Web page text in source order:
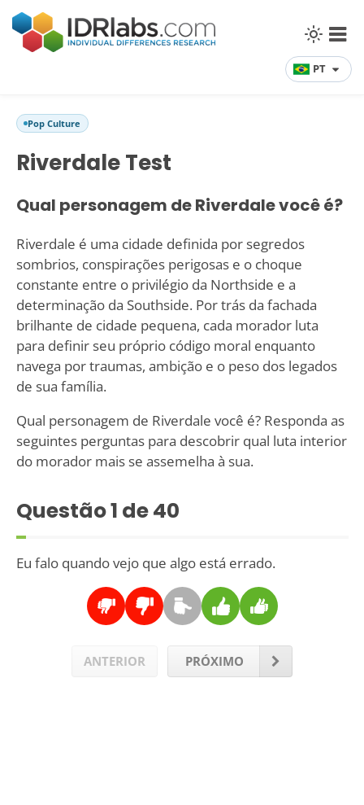
PT
Pop Culture
Riverdale Test
Qual personagem de Riverdale você é?
Riverdale é uma cidade definida por segredos
sombrios, conspirações perigosas e o choque
constante entre o privilégio da Northside e a
determinação da Southside. Por trás da fachada
brilhante de cidade pequena, cada morador luta
para definir seu próprio código moral enquanto
navega por traumas, ambição e o peso dos legados
de sua família.
Qual personagem de Riverdale você é? Responda as
seguintes perguntas para descobrir qual luta interior
do morador mais se assemelha à sua.
Questão1 de 40
Eu falo quando vejo que algo está errado.
ANTERIOR PRÓXIMO